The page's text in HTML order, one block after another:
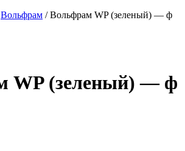
Вольфрам / Вольфрам WP (зеленый) — ф
WP (зеленый) — ф